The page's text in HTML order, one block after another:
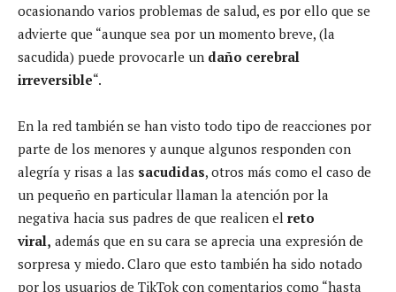
ocasionando varios problemas de salud, es por ello que se
advierte que “aunque sea por un momento breve, (la
sacudida) puede provocarle un daño cerebral
irreversible“.
En la red también se han visto todo tipo de reacciones por
parte de los menores y aunque algunos responden con
alegría y risas a las sacudidas, otros más como el caso de
un pequeño en particular llaman la atención por la
negativa hacia sus padres de que realicen el reto
viral, además que en su cara se aprecia una expresión de
sorpresa y miedo. Claro que esto también ha sido notado
por los usuarios de TikTok con comentarios como “hasta